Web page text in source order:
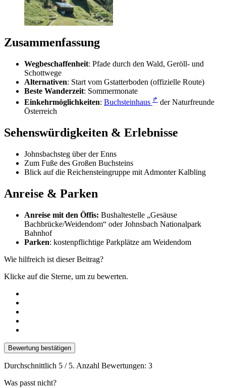
Zusammenfassung
Wegbeschaffenheit: Pfade durch den Wald, Geröll- und
Schottwege
Alternativen: Start vom Gstatterboden (offizielle Route)
Beste Wanderzeit: Sommermonate
Einkehrmöglichkeiten: Buchsteinhaus ↱ der Naturfreunde
Österreich
Sehenswürdigkeiten & Erlebnisse
Johnsbachsteg über der Enns
Zum Fuße des Großen Buchsteins
Blick auf die Reichensteingruppe mit Admonter Kalbling
Anreise & Parken
Anreise mit den Öffis: Bushaltestelle „Gesäuse
Bachbrücke/Weidendom“ oder Johnsbach Nationalpark
Bahnhof
Parken: kostenpflichtige Parkplätze am Weidendom
Wie hilfreich ist dieser Beitrag?
Klicke auf die Sterne, um zu bewerten.
Bewertung bestätigen
Durchschnittlich 5 / 5. Anzahl Bewertungen: 3
Was passt nicht?